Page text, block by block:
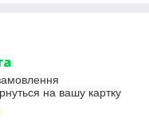
на вашу картку